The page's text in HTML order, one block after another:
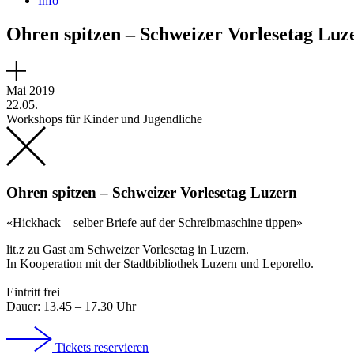
Ohren spitzen – Schweizer Vorlesetag
Mai 2019
22.05.
Workshops für Kinder und Jugendliche
Ohren spitzen – Schweizer Vorlesetag Luzern
«Hickhack – selber Briefe auf der Schreibmaschine tippen»
lit.z zu Gast am Schweizer Vorlesetag in Luzern.
In Kooperation mit der Stadtbibliothek Luzern und Leporello.
Eintritt frei
Dauer: 13.45 – 17.30 Uhr
Tickets reservieren